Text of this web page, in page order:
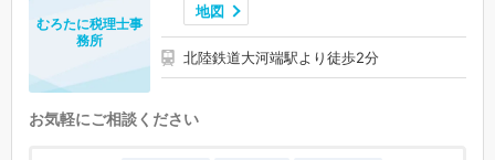
地図
北陸鉄道大河端駅より徒歩2分
むろたに税理士事
務所
お気軽にご相談ください